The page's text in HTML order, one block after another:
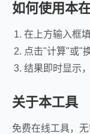
如何使用本
在上方输入框
点击"计算"或"
结果即时显示
关于本工具
免费在线工具，